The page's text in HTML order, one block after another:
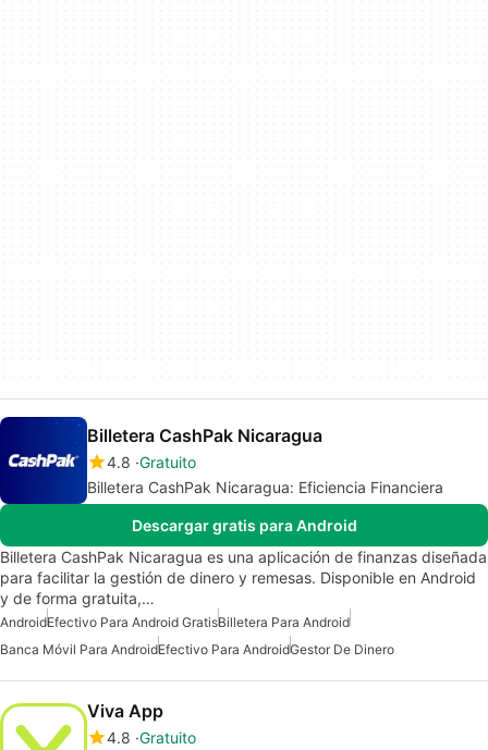
Billetera CashPak Nicaragua
4.8 Gratuito
Billetera CashPak Nicaragua: Eficiencia Financiera
Descargar gratis para Android
Billetera CashPak Nicaragua es una aplicación de finanzas diseñada
para facilitar la gestión de dinero y remesas. Disponible en Android
y de forma gratuita,…
AndroidEfectivo Para Android GratisBilletera Para Android
Banca Móvil Para AndroidEfectivo Para AndroidGestor De Dinero
Viva App
4.8 Gratuito